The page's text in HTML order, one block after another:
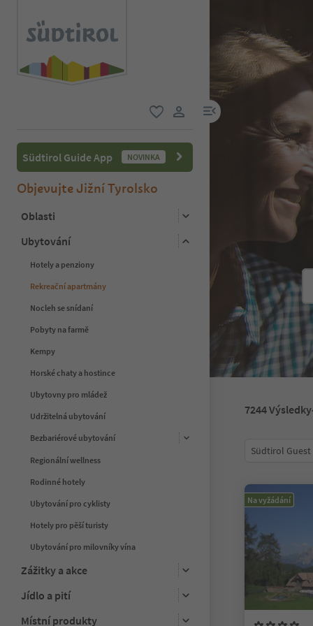
uživatelský odkaz
odkaz na menu
Südtirol Guide App NOVINKA
Objevujte Jižní Tyrolsko
Oblasti
Ubytování
Hotely a penziony
Rekreační apartmány
Nocleh se snídaní
Pobyty na farmě
Kempy
Horské chaty a hostince
Ubytovny pro mládež
Udržitelná ubytování
Bezbariérové ubytování
Regionální wellness
Rodinné hotely
Ubytování pro cyklisty
Hotely pro pěší turisty
Ubytování pro milovníky vína
Zážitky a akce
Jídlo a pití
Místní produkty
7244Výsledky
Südtirol Guest
Na vyžádání